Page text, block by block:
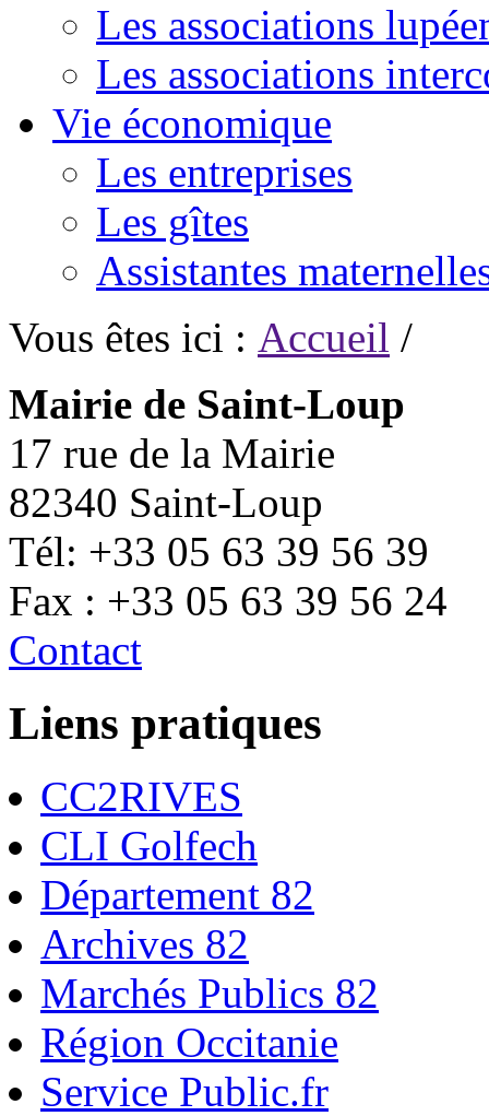
Les associations
Les associations
Vie économique
Les entreprises
Les gîtes
Assistantes
Vous êtes ici : Accueil /
Mairie de Saint-Loup
17 rue de la Mairie
82340 Saint-Loup
Tél: +33 05 63 39 56 39
Fax : +33 05 63 39 56 24
Contact
Liens pratiques
CC2RIVES
CLI Golfech
Département 82
Archives 82
Marchés Publics 82
Région Occitanie
Service Public.fr